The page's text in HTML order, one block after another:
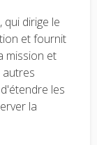
qui dirige le
et fournit
mission et
autres
les
la